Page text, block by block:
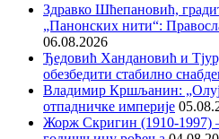
Здравко Шћепановић,
„Панонских нити“:
06.08.2026
Ђедовић Хандановић и
обезбедити стабилно
Владимир Кршљанин:
отпадничке империје
Жорж Скригин (1910-1997)